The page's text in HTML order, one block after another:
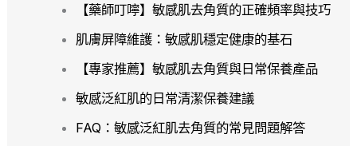
【藥師叮嚀】敏感肌去角質的正確頻率與技巧
肌膚屏障維護：敏感肌穩定健康的基石
【專家推薦】敏感肌去角質與日常保養產品
敏感泛紅肌的日常清潔保養建議
FAQ：敏感泛紅肌去角質的常見問題解答